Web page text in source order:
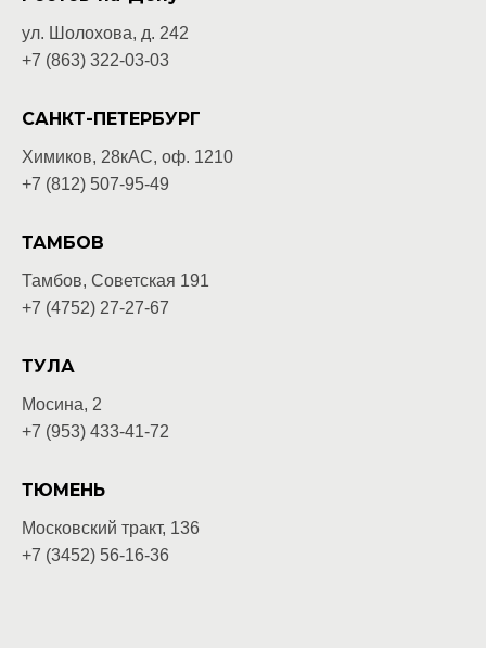
ул. Шолохова, д. 242
+7 (863) 322-03-03
САНКТ-ПЕТЕРБУРГ
Химиков, 28кАС, оф. 1210
+7 (812) 507-95-49
ТАМБОВ
Тамбов, Советская 191
+7 (4752) 27-27-67
ТУЛА
Мосина, 2
+7 (953) 433-41-72
ТЮМЕНЬ
Московский тракт, 136
+7 (3452) 56-16-36